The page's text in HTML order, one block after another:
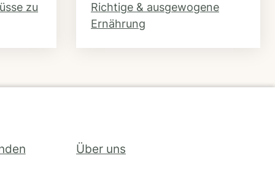
zu
Richtige & ausgewogene
Ernährung
Über uns